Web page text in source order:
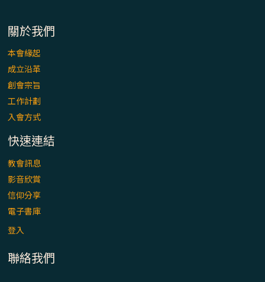
關於我們
本會緣起
成立沿革
創會宗旨
工作計劃
入會方式
快速連結
教會訊息
影音欣賞
信仰分享
電子書庫
登入
聯絡我們